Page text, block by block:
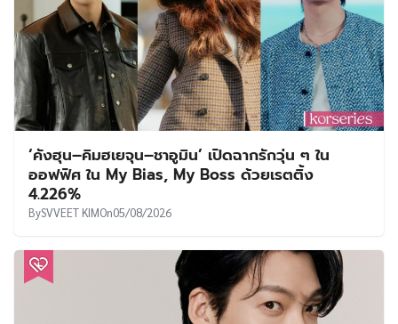
‘คังฮุน–คิมฮเยจุน–ชาอูมิน’ เปิดฉากรักวุ่น ๆ ใน
ออฟฟิศ ใน My Bias, My Boss ด้วยเรตติ้ง
4.226%
BySVVEET KIMOn05/08/2026